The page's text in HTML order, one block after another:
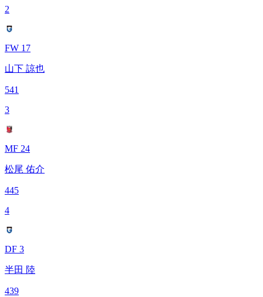
2
FW 17
山下 諒也
541
3
MF 24
松尾 佑介
445
4
DF 3
半田 陸
439